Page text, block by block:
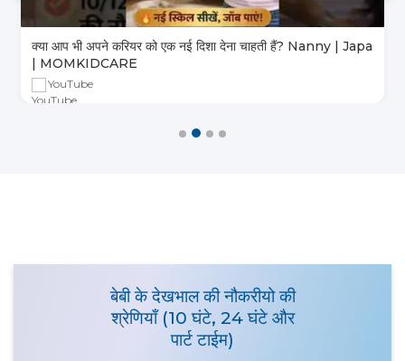
क्या आप भी अपने करियर को एक नई दिशा देना चाहती हैं? Nanny | Japa
| MOMKIDCARE
YouTube
बेबी के देखभाल की नौकरीयो की
श्रेणियाँ (10 घंटे, 24 घंटे और
पार्ट टाईम)